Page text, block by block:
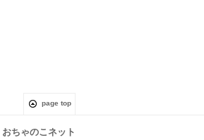
page top
おちゃのこネット